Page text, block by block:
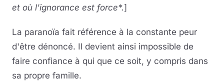
et où l'ignorance est force*.]
La paranoïa fait référence à la constante peur
d'être dénoncé. Il devient ainsi impossible de
faire confiance à qui que ce soit, y compris dans
sa propre famille.